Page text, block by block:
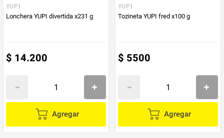
YUPI
Lonchera YUPI divertida x231 g
$ 14.200
Agregar
YUPI
Tozineta YUPI fred x100 g
$ 5500
Agregar